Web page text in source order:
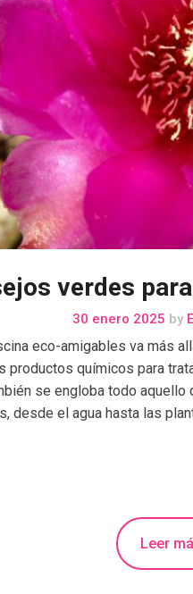
verdes
30 enero 2025 by
eco-amigables va más
productos químicos para
se engloba todo
desde el agua hasta las
Leer